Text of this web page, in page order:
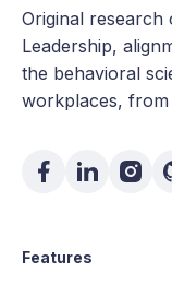
Original research
Leadership,
the behavioral
workplaces, from
Features